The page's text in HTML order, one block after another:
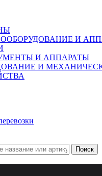
И
И АППАРАТЫ
И
Поиск